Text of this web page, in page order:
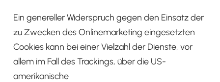
Ein genereller Widerspruch gegen den Einsatz der
zu Zwecken des Onlinemarketing eingesetzten
Cookies kann bei einer Vielzahl der Dienste, vor
allem im Fall des Trackings, über die US-
amerikanische